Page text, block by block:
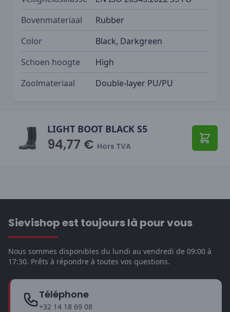
Bovenmateriaal
Rubber
Color
Black, Darkgreen
Schoen hoogte
High
Zoolmateriaal
Double-layer PU/PU
LIGHT BOOT BLACK S5
94,77 € Hors TVA
Sievishop est toujours là pour vous
Nous sommes disponibles du lundi au vendredi de 09:00 à
17:30. Prêts à répondre à toutes vos questions.
Téléphone
+32 14 18 69 08